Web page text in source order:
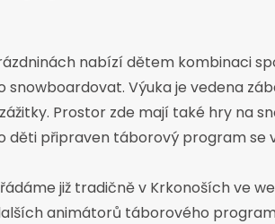
nabízí dětem kombinaci
snowboardovat. Výuka je vedena
Prostor zde mají také hry na
děti připraven táborový program se
již tradičně v Krkonoších ve
animátorů táborového